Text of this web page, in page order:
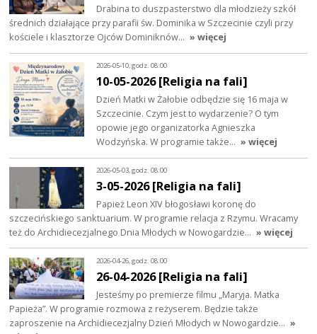
Drabina to duszpasterstwo dla młodzieży szkół
średnich działające przy parafii św. Dominika w Szczecinie czyli przy
kościele i klasztorze Ojców Dominiknów… » więcej
2026-05-10, godz. 08:00
10-05-2026 [Religia na fali]
Dzień Matki w Żałobie odbędzie się 16 maja w
Szczecinie. Czym jest to wydarzenie? O tym
opowie jego organizatorka Agnieszka
Wodzyńska. W programie także… » więcej
2026-05-03, godz. 08:00
3-05-2026 [Religia na fali]
Papież Leon XIV błogosławi koronę do
szczecińskiego sanktuarium. W programie relacja z Rzymu. Wracamy
też do Archidiecezjalnego Dnia Młodych w Nowogardzie… » więcej
2026-04-26, godz. 08:00
26-04-2026 [Religia na fali]
Jesteśmy po premierze filmu „Maryja. Matka
Papieża”. W programie rozmowa z reżyserem. Będzie także
zaproszenie na Archidiecezjalny Dzień Młodych w Nowogardzie… »